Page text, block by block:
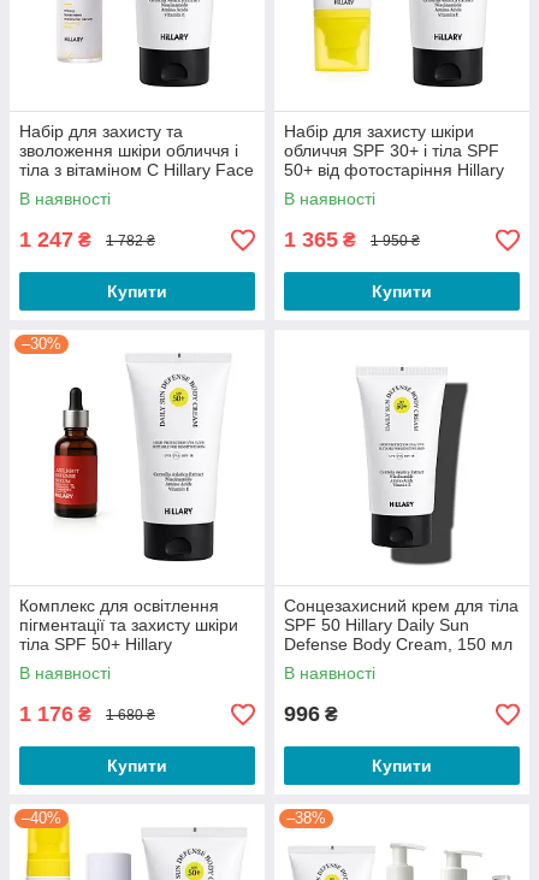
Набір для захисту та
зволоження шкіри обличчя і
тіла з вітаміном С Hillary Face
& Body Protection & Vitamin C
Hydration Set
В наявності
1 247 ₴ 1 782 ₴
Купити
Набір для захисту шкіри
обличчя SPF 30+ і тіла SPF
50+ від фотостаріння Hillary
Face & Body Photoaging
Defense Set
В наявності
1 365 ₴ 1 950 ₴
Купити
–30%
Комплекс для освітлення
пігментації та захисту шкіри
тіла SPF 50+ Hillary
Pigmentation Brightening &
Skin Protection Complex
В наявності
1 176 ₴ 1 680 ₴
Купити
Сонцезахисний крем для тіла
SPF 50 Hillary Daily Sun
Defense Body Cream, 150 мл
В наявності
996 ₴
Купити
–40% –38%